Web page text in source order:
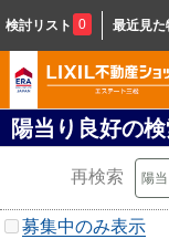
検討リスト 0 最近見た
陽当り良好の
再検索
募集中のみ表示